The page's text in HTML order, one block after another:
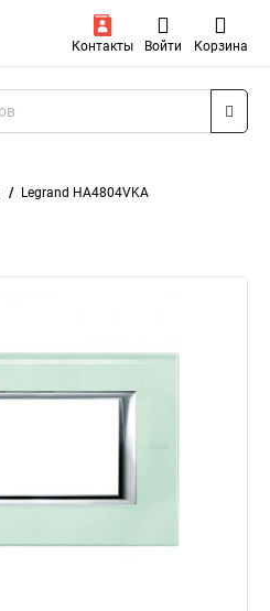
Контакты Войти Корзина
Legrand HA4804VKA